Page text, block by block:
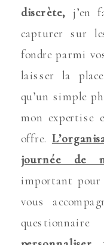
discrète, j’en
capturer sur
fondre parmi
laisser la
qu’un simple
mon expertise
offre.
journée de
important pour
vous